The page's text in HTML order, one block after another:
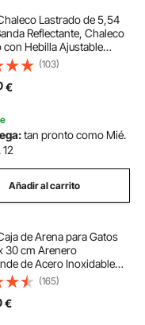
Lastrado de 5,54
Reflectante, Chaleco
con Hebilla Ajustable
para Entrenamiento
Correr, Trotar, Fitness y
Peso, 89-114 cm
(103)
€
tan pronto como Mié.
Añadir al carrito
de Arena para Gatos
30 cm Arenero
de Acero Inoxidable
Tablero Ancho con Filtro
Arenero Semiabierto
para Gatos Grandes,
(165)
€